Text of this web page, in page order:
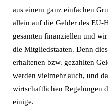
aus einem ganz einfachen
allein auf die Gelder des EU-
gesamten finanziellen und
die Mitgliedstaaten. Denn
erhaltenen bzw. gezahlten
werden vielmehr auch, und
wirtschaftlichen Regelungen
einige.